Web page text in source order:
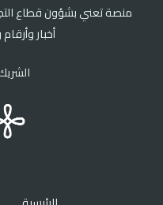
منصة تعني بشؤون قطاع
أخبار